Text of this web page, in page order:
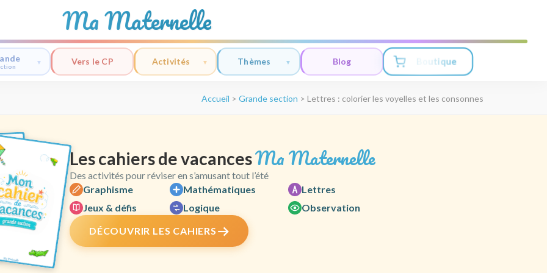
Ma Maternelle
Vers le CP Activités Thèmes Blog Boutique
Accueil > Grande section > Lettres : colorier les voyelles et les consonnes
Les cahiers de vacancesMa Maternelle
Des activités pour réviser en s’amusant tout l’été
Graphisme
Mathématiques
Lettres
Jeux & défis
Logique
Observation
DÉCOUVRIR LES CAHIERS